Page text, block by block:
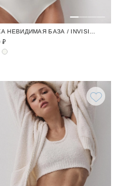
МАЙКА НЕВИДИМАЯ БАЗА / INVISIBLE
₽